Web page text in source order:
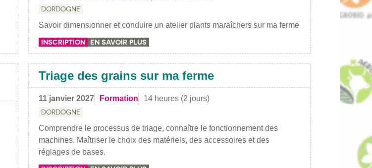
DORDOGNE
Savoir dimensionner et conduire un atelier plants maraîchers sur ma ferme
INSCRIPTION EN SAVOIR PLUS
Triage des grains sur ma ferme
11 janvier 2027 Formation 14 heures (2 jours)
DORDOGNE
Comprendre le processus de triage, connaître le fonctionnement des
machines. Maîtriser le choix des matériels, des accessoires et des
réglages de bases.